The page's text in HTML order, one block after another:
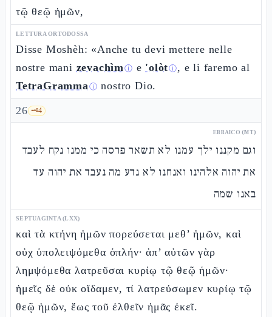
τῷ θεῷ ἡμῶν,
LETTURA ORTODOSSA
Disse Moshèh: «Anche tu devi mettere nelle
nostre mani zevachìmⓘ e 'olòtⓘ, e li faremo al
TetraGrammaⓘ nostro Dio.
26 🗝️4
EBRAICO (MT)
וגם מקננו ילך עמנו לא תשאר פרסה כי ממנו נקח לעבד
את יהוה אלהינו ואנחנו לא נדע מה נעבד את יהוה עד
באנו שמה
SEPTUAGINTA (LXX)
καὶ τὰ κτήνη ἡμῶν πορεύσεται μεθ’ ἡμῶν, καὶ
οὐχ ὑπολειψόμεθα ὁπλήν· ἀπ’ αὐτῶν γὰρ
λημψόμεθα λατρεῦσαι κυρίῳ τῷ θεῷ ἡμῶν·
ἡμεῖς δὲ οὐκ οἴδαμεν, τί λατρεύσωμεν κυρίῳ τῷ
θεῷ ἡμῶν, ἕως τοῦ ἐλθεῖν ἡμᾶς ἐκεῖ.